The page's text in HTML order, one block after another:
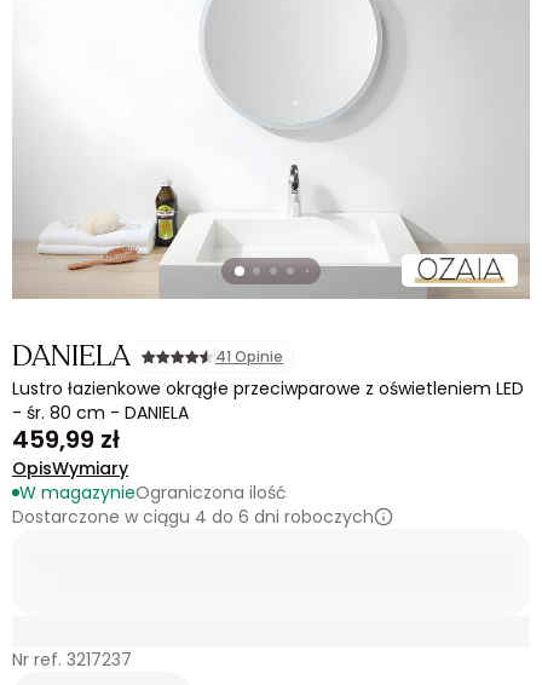
DANIELA 41 Opinie
Lustro łazienkowe okrągłe przeciwparowe z oświetleniem LED
- śr. 80 cm - DANIELA
459,99 zł
OpisWymiary
W magazynieOgraniczona ilość
Dostarczone w ciągu 4 do 6 dni roboczych
Nr ref. 3217237